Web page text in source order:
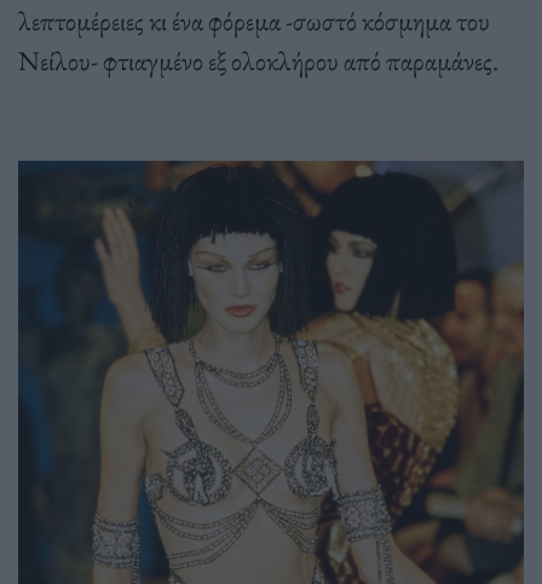
λεπτομέρειες κι ένα φόρεμα -σωστό κόσμημα του
Νείλου- φτιαγμένο εξ ολοκλήρου από παραμάνες.